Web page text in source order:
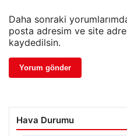
Daha sonraki
posta adresim ve site
kaydedilsin.
Hava Durumu